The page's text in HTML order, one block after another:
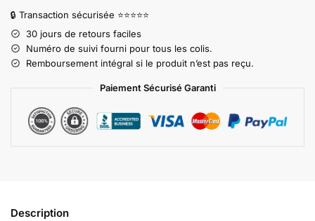
🔒 Transaction sécurisée ⭐⭐⭐⭐⭐
30 jours de retours faciles
Numéro de suivi fourni pour tous les colis.
Remboursement intégral si le produit n’est pas reçu.
Paiement Sécurisé Garanti
Description